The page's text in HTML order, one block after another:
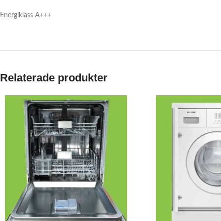
Energiklass A+++
Relaterade produkter